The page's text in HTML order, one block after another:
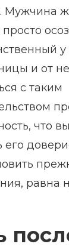
Мужчина
у
и от
с таким
что
его
равна